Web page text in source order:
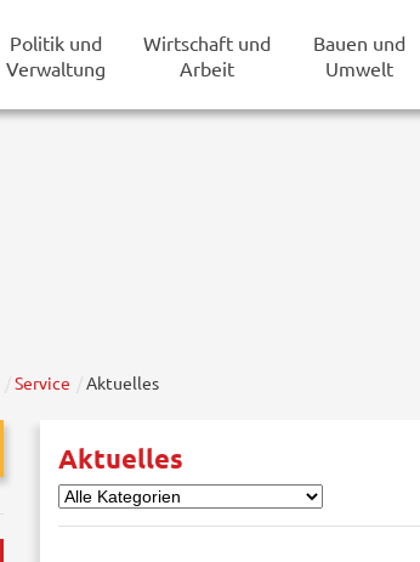
Politik und
Verwaltung
Wirtschaft und
Arbeit
Bauen und
Umwelt
Service Aktuelles
Aktuelles